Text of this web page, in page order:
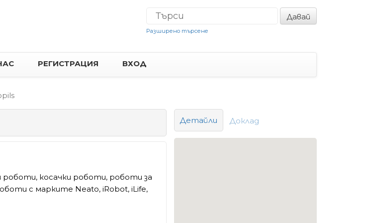
Давай
Разширено търсене
РЕГИСТРАЦИЯ ВХОД
роботи, косачки роботи, роботи за
с марките Neato, iRobot, iLife,
Детайли Доклад